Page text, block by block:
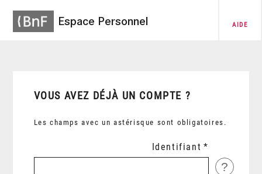
Espace Personnel AIDE
VOUS AVEZ DÉJÀ UN COMPTE ?
Les champs avec un astérisque sont obligatoires.
Identifiant
?